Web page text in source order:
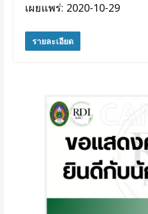
เผยแพร่: 2020-10-29
รายละเอียด